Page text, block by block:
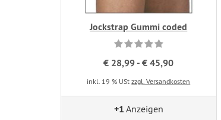
Jockstrap Gummi coded
€ 28,99 - € 45,90
inkl. 19 % UStzzgl. Versandkosten
+1 Anzeigen